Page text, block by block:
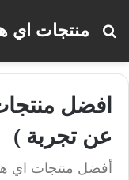
منتجات اي
بحث
افضل
عن تجربة )
أفضل منتجات اي